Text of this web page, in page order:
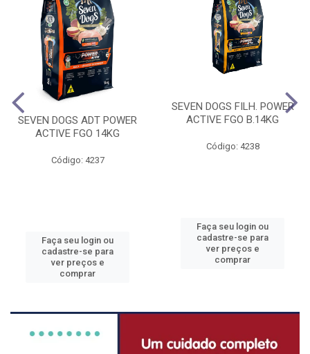
SEVEN DOGS ADT POWER
ACTIVE FGO 14KG
Código: 4237
Faça seu login ou
cadastre-se para
ver preços e
comprar
SEVEN DOGS FILH. POWER
ACTIVE FGO B.14KG
Código: 4238
Faça seu login ou
cadastre-se para
ver preços e
comprar